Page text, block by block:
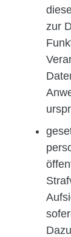
zur